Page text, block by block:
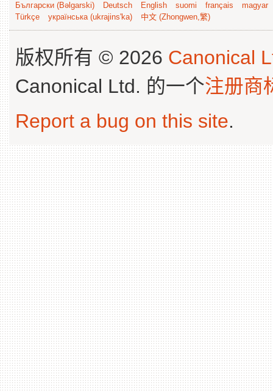
Български (Bəlgarski) Deutsch English suomi français
magyar
Türkçe
українська (ukrajins'ka) 中文 (Zhongwen,繁)
版权所有 © 2026 Canonical
Canonical Ltd. 的一个注册商
Report a bug on this site.